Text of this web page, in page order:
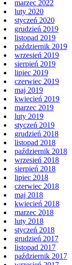
marzec 2022
luty 2020
styczeń 2020
grudzień 2019
listopad 2019
październik 2019
wrzesień 2019
sierpień 2019
lipiec 2019
czerwiec 2019
maj 2019
kwiecień 2019
marzec 2019
luty 2019
styczeń 2019
grudzień 2018
listopad 2018
październik 2018
wrzesień 2018
sierpień 2018
lipiec 2018
czerwiec 2018
maj 2018
kwiecień 2018
marzec 2018
luty 2018
styczeń 2018
grudzień 2017
listopad 2017
październik 2017